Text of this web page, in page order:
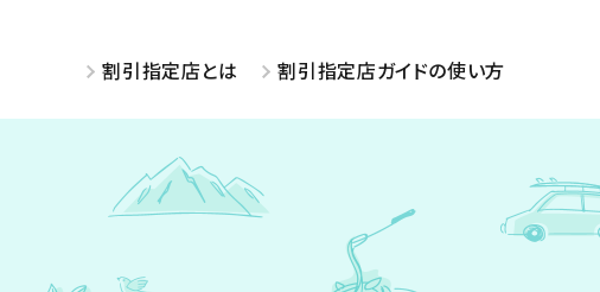
割引指定店とは 割引指定店ガイドの使い方